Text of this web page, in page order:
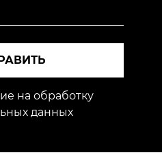
на обработку
данных